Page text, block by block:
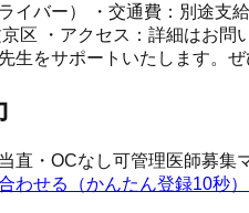
イバー） ・交通費：別途支
文京区 ・アクセス：詳
生をサポートいたします。ぜ
当直・OCなし可管理医師募集
わせる（かんたん登録10秒）